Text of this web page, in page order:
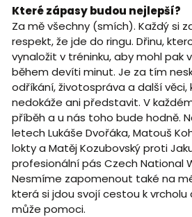
Které zápasy budou nejlepší?
Za mě všechny (smích). Každý si
respekt, že jde do ringu. Dřinu,
vynaložit v tréninku, aby mohl pak
během devíti minut. Je za tím
odříkání, životospráva a další věci,
nedokáže ani představit. V
příběh a u nás toho bude hodně.
letech Lukáše Dvořáka, Matouš
lokty a Matěj Kozubovský proti
profesionální pás Czech National
Nesmíme zapomenout také na
která si jdou svojí cestou k vrcholu
může pomoci.